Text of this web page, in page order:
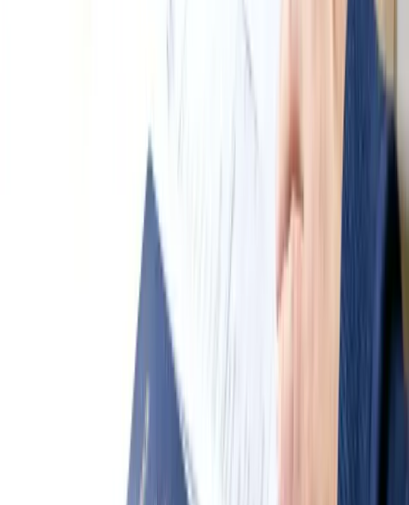
Mới nhất
Bạn cần đăng nhập để gửi bình luận — bấm Gửi sẽ hiện cửa sổ
Chưa có bình luận nào — hãy là người đầu tiên chia sẻ ý kiến.
Bước tiếp theo của bạn
Xem tỷ giá hôm nay
Tính chi phí sinh hoạt
Có câu hỏi hoặc muốn chia sẻ kinh nghiệm?
Thảo luận cùng cộng đồng người Việt
học hỏi từ người đi trước.
Tham gia cộng đồng →